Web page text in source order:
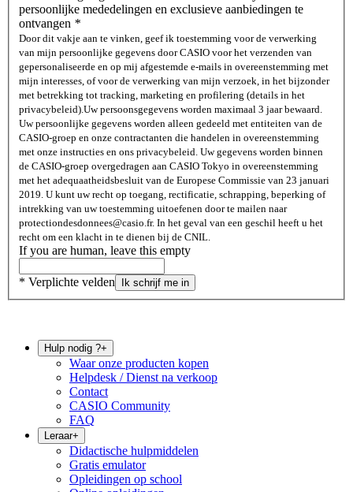
persoonlijke mededelingen en exclusieve aanbiedingen te
ontvangen *
Door dit vakje aan te vinken, geef ik toestemming voor de verwerking
van mijn persoonlijke gegevens door CASIO voor het verzenden van
gepersonaliseerde en op mij afgestemde e-mails in overeenstemming met
mijn interesses, of voor de verwerking van mijn verzoek, in het bijzonder
met betrekking tot tracking, marketing en profilering (details in het
privacybeleid).Uw persoonsgegevens worden maximaal 3 jaar bewaard.
Uw persoonlijke gegevens worden alleen gedeeld met entiteiten van de
CASIO-groep en onze contractanten die handelen in overeenstemming
met onze instructies en ons privacybeleid. Uw gegevens worden binnen
de CASIO-groep overgedragen aan CASIO Tokyo in overeenstemming
met het adequaatheidsbesluit van de Europese Commissie van 23 januari
2019. U kunt uw recht op toegang, rectificatie, schrapping, beperking of
intrekking van uw toestemming uitoefenen door te mailen naar
protectiondesdonnees@casio.fr. In het geval van een geschil heeft u het
recht om een ​​klacht in te dienen bij de CNIL.
If you are human, leave this empty
* Verplichte velden Ik schrijf me in
Hulp nodig ?+
Waar onze producten kopen
Helpdesk / Dienst na verkoop
Contact
CASIO Community
FAQ
Leraar+
Didactische hulpmiddelen
Gratis emulator
Opleidingen op school